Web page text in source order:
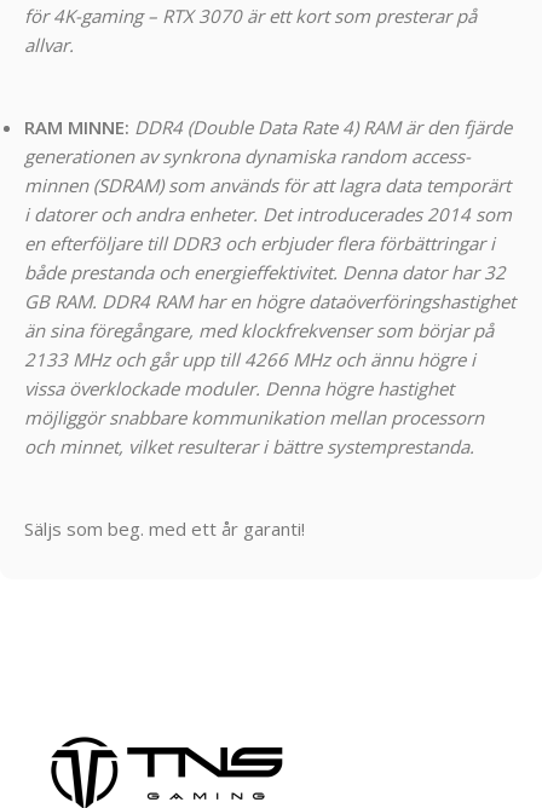
för 4K-gaming – RTX 3070 är ett kort som presterar på
allvar.
RAM MINNE: DDR4 (Double Data Rate 4) RAM är den fjärde
generationen av synkrona dynamiska random access-
minnen (SDRAM) som används för att lagra data temporärt
i datorer och andra enheter. Det introducerades 2014 som
en efterföljare till DDR3 och erbjuder flera förbättringar i
både prestanda och energieffektivitet. Denna dator har 32
GB RAM. DDR4 RAM har en högre dataöverföringshastighet
än sina föregångare, med klockfrekvenser som börjar på
2133 MHz och går upp till 4266 MHz och ännu högre i
vissa överklockade moduler. Denna högre hastighet
möjliggör snabbare kommunikation mellan processorn
och minnet, vilket resulterar i bättre systemprestanda.
Säljs som beg. med ett år garanti!